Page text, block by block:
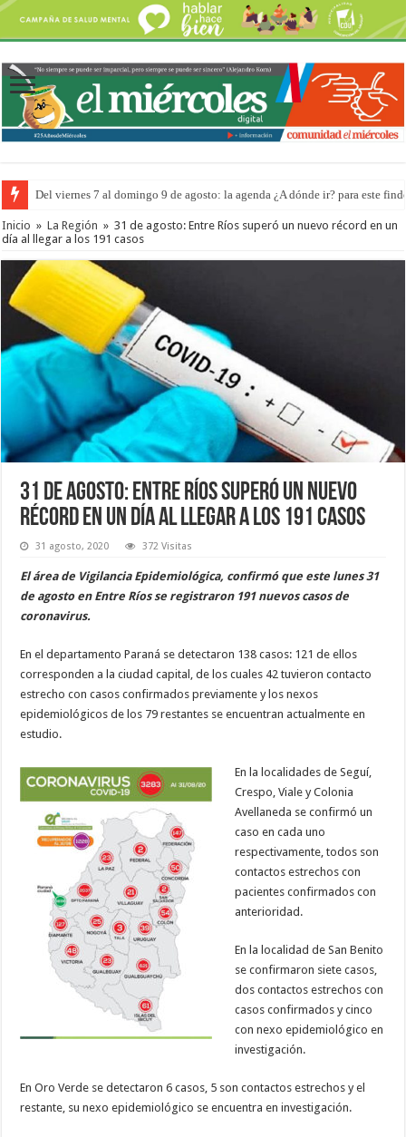
Del viernes 7 al domingo 9 de agosto: la agenda ¿A dónde ir? para este
Inicio » La Región » 31 de agosto: Entre Ríos superó un nuevo récord en un
día al llegar a los 191 casos
31 de agosto: Entre Ríos superó un nuevo
récord en un día al llegar a los 191 casos
31 agosto, 2020 372 Visitas
El área de Vigilancia Epidemiológica, confirmó que este lunes 31
de agosto en Entre Ríos se registraron 191 nuevos casos de
coronavirus.
En el departamento Paraná se detectaron 138 casos: 121 de ellos
corresponden a la ciudad capital, de los cuales 42 tuvieron contacto
estrecho con casos confirmados previamente y los nexos
epidemiológicos de los 79 restantes se encuentran actualmente en
estudio.
En la localidades de Seguí,
Crespo, Viale y Colonia
Avellaneda se confirmó un
caso en cada uno
respectivamente, todos son
contactos estrechos con
pacientes confirmados con
anterioridad.
En la localidad de San Benito
se confirmaron siete casos,
dos contactos estrechos con
casos confirmados y cinco
con nexo epidemiológico en
investigación.
En Oro Verde se detectaron 6 casos, 5 son contactos estrechos y el
restante, su nexo epidemiológico se encuentra en investigación.